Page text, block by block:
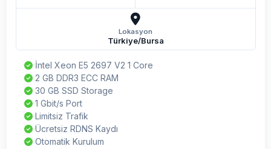
Lokasyon
Türkiye/Bursa
İntel Xeon E5 2697 V2 1 Core
2 GB DDR3 ECC RAM
30 GB SSD Storage
1 Gbit/s Port
Limitsiz Trafik
Ücretsiz RDNS Kaydı
Otomatik Kurulum